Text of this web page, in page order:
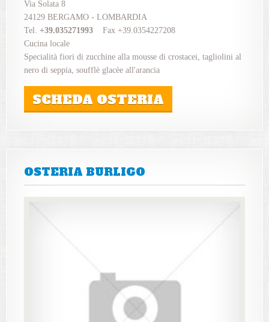
Via Solata 8
24129 BERGAMO - LOMBARDIA
Tel. +39.035271993 Fax +39.0354227208
Cucina locale
Specialità fiori di zucchine alla mousse di crostacei, tagliolini al
nero di seppia, soufflè glacèe all'arancia
SCHEDA OSTERIA
OSTERIA BURLIGO